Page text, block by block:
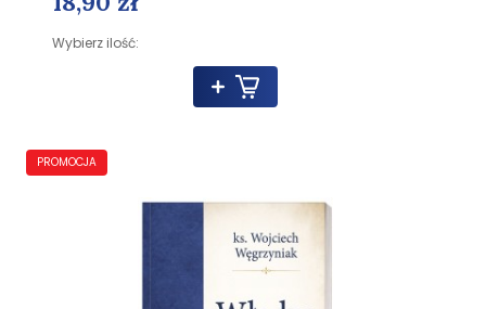
Wybierz ilość:
PROMOCJA